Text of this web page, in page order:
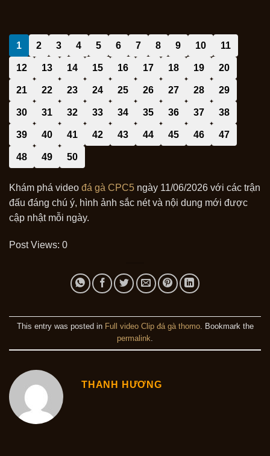
1 2 3 4 5 6 7 8 9 10 11
12 13 14 15 16 17 18 19 20
21 22 23 24 25 26 27 28 29
30 31 32 33 34 35 36 37 38
39 40 41 42 43 44 45 46 47
48 49 50
Khám phá video đá gà CPC5 ngày 11/06/2026 với các trận
đấu đáng chú ý, hình ảnh sắc nét và nội dung mới được
cập nhật mỗi ngày.
Post Views: 0
This entry was posted in Full video Clip đá gà thomo. Bookmark the
permalink
THANH HƯƠNG